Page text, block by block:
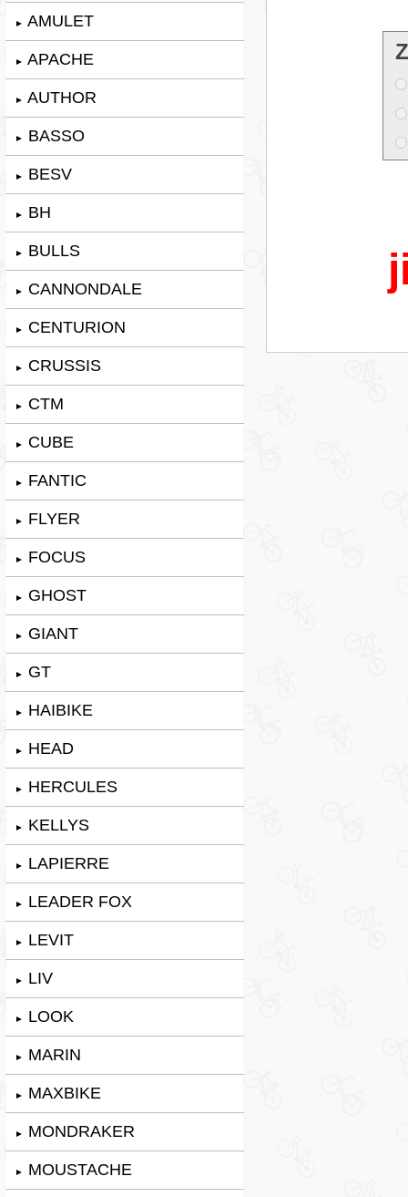
► AMULET
► APACHE
► AUTHOR
► BASSO
► BESV
► BH
► BULLS
► CANNONDALE
► CENTURION
► CRUSSIS
► CTM
► CUBE
► FANTIC
► FLYER
► FOCUS
► GHOST
► GIANT
► GT
► HAIBIKE
► HEAD
► HERCULES
► KELLYS
► LAPIERRE
► LEADER FOX
► LEVIT
► LIV
► LOOK
► MARIN
► MAXBIKE
► MONDRAKER
► MOUSTACHE